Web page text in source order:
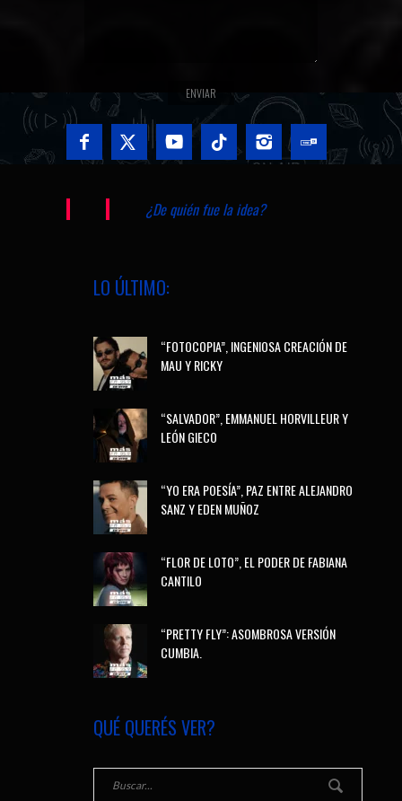
¿De quién fue la idea?
LO ÚLTIMO:
“FOTOCOPIA”, INGENIOSA CREACIÓN DE
MAU Y RICKY
“SALVADOR”, EMMANUEL HORVILLEUR Y
LEÓN GIECO
“YO ERA POESÍA”, PAZ ENTRE ALEJANDRO
SANZ Y EDEN MUÑOZ
“FLOR DE LOTO”, EL PODER DE FABIANA
CANTILO
“PRETTY FLY”: ASOMBROSA VERSIÓN
CUMBIA.
QUÉ QUERÉS VER?